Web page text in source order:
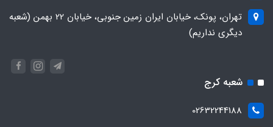
تهران، پونک، خیابان ایران زمین جنوبی، خیابان 22 بهمن (شعبه
دیگری نداریم)
شعبه کرج
02632244188